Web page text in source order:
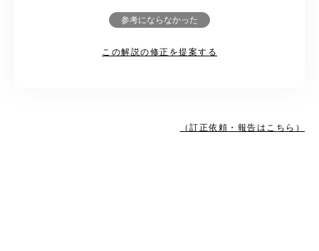
参考にならなかった
この解説の修正を提案する
（訂正依頼・報告はこちら）